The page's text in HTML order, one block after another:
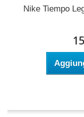
Nike Tiempo